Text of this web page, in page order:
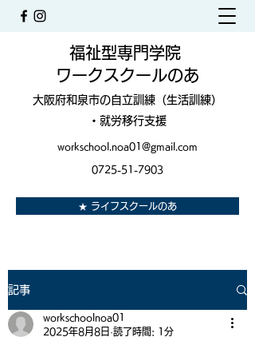
福祉型専門学院
ワークスクールのあ
大阪府和泉市の自立訓練（生活訓練）
・就労移行支援
workschool.noa01@gmail.com
0725-51-7903
★ ライフスクールのあ
記事
workschoolnoa01
2025年8月8日 読了時間: 1分